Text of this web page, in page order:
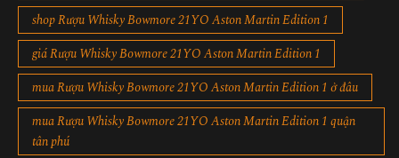
shop Rượu Whisky Bowmore 21YO Aston Martin Edition 1
giá Rượu Whisky Bowmore 21YO Aston Martin Edition 1
mua Rượu Whisky Bowmore 21YO Aston Martin Edition 1 ở đâu
mua Rượu Whisky Bowmore 21YO Aston Martin Edition 1 quận
tân phú